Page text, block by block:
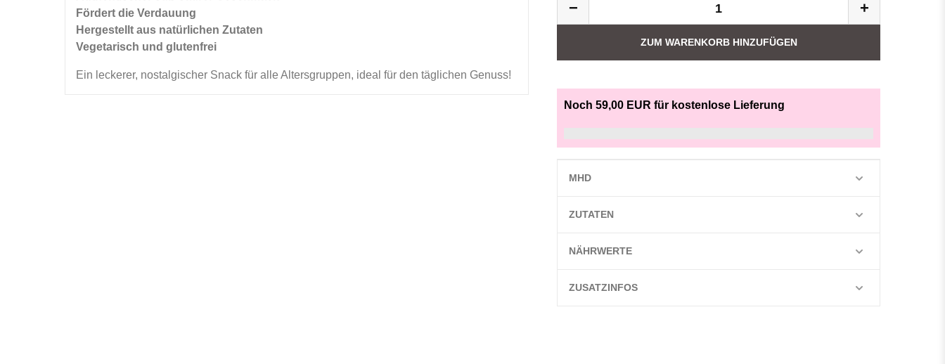
Fördert die Verdauung
Hergestellt aus natürlichen Zutaten
Vegetarisch und glutenfrei
Ein leckerer, nostalgischer Snack für alle Altersgruppen, ideal für den täglichen Genuss!
− +
ZUM WARENKORB HINZUFÜGEN
Noch 59,00 EUR für kostenlose Lieferung
MHD
ZUTATEN
NÄHRWERTE
ZUSATZINFOS